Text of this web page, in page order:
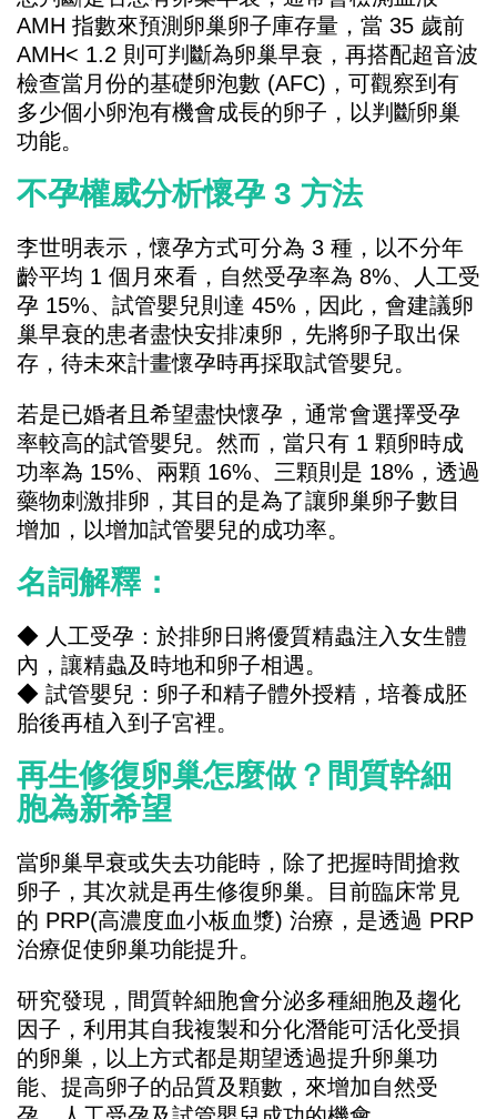
AMH 指數來預測卵巢卵子庫存量，當 35 歲前
AMH< 1.2 則可判斷為卵巢早衰，再搭配超音波
檢查當月份的基礎卵泡數 (AFC)，可觀察到有
多少個小卵泡有機會成長的卵子，以判斷卵巢
功能。
不孕權威分析懷孕 3 方法
李世明表示，懷孕方式可分為 3 種，以不分年
齡平均 1 個月來看，自然受孕率為 8%、人工受
孕 15%、試管嬰兒則達 45%，因此，會建議卵
巢早衰的患者盡快安排凍卵，先將卵子取出保
存，待未來計畫懷孕時再採取試管嬰兒。
若是已婚者且希望盡快懷孕，通常會選擇受孕
率較高的試管嬰兒。然而，當只有 1 顆卵時成
功率為 15%、兩顆 16%、三顆則是 18%，透過
藥物刺激排卵，其目的是為了讓卵巢卵子數目
增加，以增加試管嬰兒的成功率。
名詞解釋：
◆ 人工受孕：於排卵日將優質精蟲注入女生體
內，讓精蟲及時地和卵子相遇。
◆ 試管嬰兒：卵子和精子體外授精，培養成胚
胎後再植入到子宮裡。
再生修復卵巢怎麼做？間質幹細
胞為新希望
當卵巢早衰或失去功能時，除了把握時間搶救
卵子，其次就是再生修復卵巢。目前臨床常見
的 PRP(高濃度血小板血漿) 治療，是透過 PRP
治療促使卵巢功能提升。
研究發現，間質幹細胞會分泌多種細胞及趨化
因子，利用其自我複製和分化潛能可活化受損
的卵巢，以上方式都是期望透過提升卵巢功
能、提高卵子的品質及顆數，來增加自然受